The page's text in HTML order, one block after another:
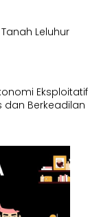
Leluhur
Eksploitatif
dan Berkeadilan